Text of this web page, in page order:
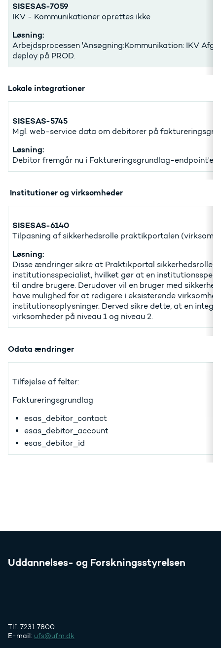
SISESAS-7059
IKV - Kommunikationer oprettes ikke
Løsning:
Arbejdsprocessen 'Ansøgning:Kommunikation: IKV
deploy på PROD.
Lokale integrationer
SISESAS-5745
Mgl. web-service data om debitorer på
Løsning:
Debitor fremgår nu i Faktureringsgrundlag-endpoint'et
Institutioner og virksomheder
SISESAS-6140
Tilpasning af sikkerhedsrolle praktikportalen
Løsning:
Disse ændringer sikre at Praktikportal
institutionsspecialist, hvilket gør at en
til andre brugere. Derudover vil en bruger med
have mulighed for at redigere i eksisterende
institutionsoplysninger. Derved sikre dette, at en
virksomheder på niveau 1 og niveau 2.
Odata ændringer
Tilføjelse af felter:
Faktureringsgrundlag
esas_debitor_contact
esas_debitor_account
esas_debitor_id
Uddannelses- og Forskningsstyrelsen
Tlf. 7231 7800
E-mail: ufs@ufm.dk